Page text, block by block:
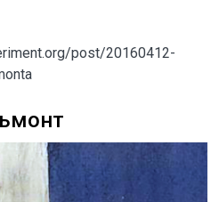
post/20160412-